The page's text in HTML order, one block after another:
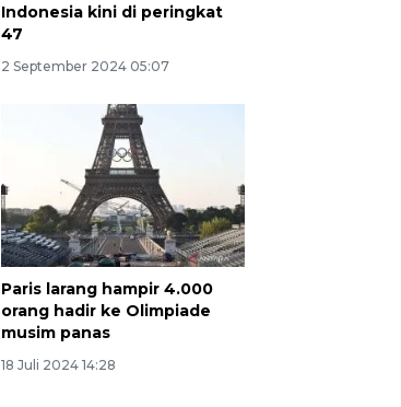
Indonesia kini di peringkat
47
2 September 2024 05:07
Paris larang hampir 4.000
orang hadir ke Olimpiade
musim panas
18 Juli 2024 14:28